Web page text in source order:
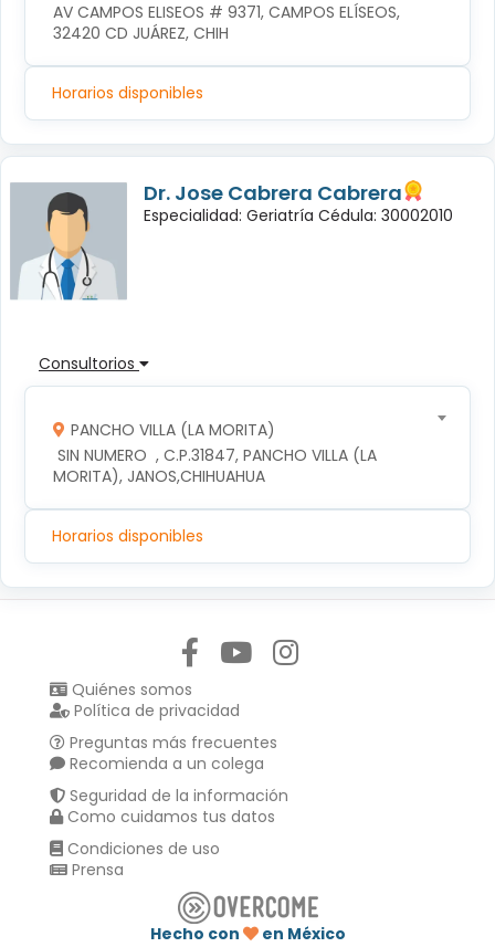
AV CAMPOS ELISEOS # 9371, CAMPOS ELÍSEOS,
32420 CD JUÁREZ, CHIH
Horarios disponibles
Dr. Jose Cabrera Cabrera
Especialidad: Geriatría Cédula: 30002010
Consultorios
PANCHO VILLA (LA MORITA)
MORITA), JANOS,CHIHUAHUA
Horarios disponibles
Quiénes somos
Política de privacidad
Preguntas más frecuentes
Recomienda a un colega
Seguridad de la información
Como cuidamos tus datos
Condiciones de uso
Prensa
Hecho con en México